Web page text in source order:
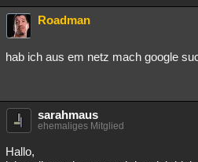
Roadman
hab ich aus em netz mach google
sarahmaus
ehemaliges Mitglied
Hallo,